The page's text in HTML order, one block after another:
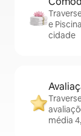
e
cidade
média